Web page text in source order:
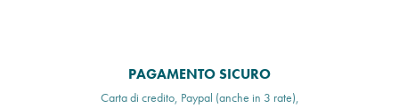
PAGAMENTO SICURO
Carta di credito, Paypal (anche in 3 rate),